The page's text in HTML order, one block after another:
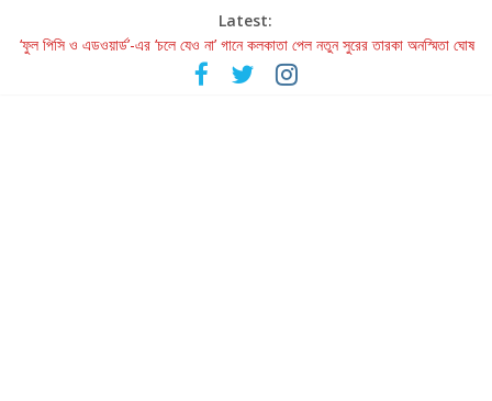
Latest:
‘ফুল পিসি ও এডওয়ার্ড’-এর ‘চলে যেও না’ গানে কলকাতা পেল নতুন সুরের তারকা অনস্মিতা ঘোষ
রবীন্দ্রনাথ ও গুলজারের সৃষ্টির মেলবন্ধনে মুগ্ধ করল ‘দুই তারার দোতারা’
কলের গান থেকে রীলস্ — বাঙালির গান শোনার বিবর্তনের গল্প